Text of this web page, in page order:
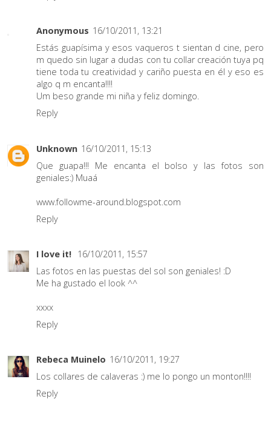
Anonymous 16/10/2011, 13:21
Estás guapísima y esos vaqueros t sientan d cine, pero
m quedo sin lugar a dudas con tu collar creación tuya pq
tiene toda tu creatividad y cariño puesta en él y eso es
algo q m encanta!!!!
Um beso grande mi niña y feliz domingo.
Reply
Unknown 16/10/2011, 15:13
Que guapa!!! Me encanta el bolso y las fotos son
geniales:) Muaá
www.followme-around.blogspot.com
Reply
I love it! 16/10/2011, 15:57
Las fotos en las puestas del sol son geniales! :D
Me ha gustado el look ^^
xxxx
Reply
Rebeca Muinelo 16/10/2011, 19:27
Los collares de calaveras :) me lo pongo un monton!!!!
Reply